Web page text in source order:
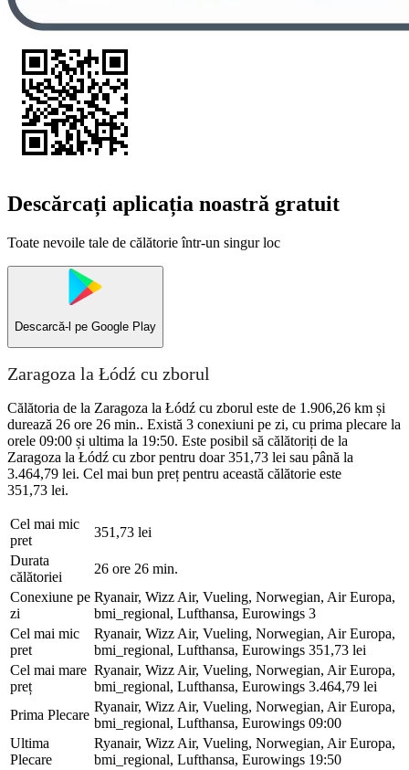
Descărcați aplicația noastră gratuit
Toate nevoile tale de călătorie într-un singur loc
Descarcă-l pe Google Play
Zaragoza la Łódź cu zborul
Călătoria de la Zaragoza la Łódź cu zborul este de 1.906,26 km și
durează 26 ore 26 min.. Există 3 conexiuni pe zi, cu prima plecare la
orele 09:00 și ultima la 19:50. Este posibil să călătoriți de la
Zaragoza la Łódź cu zbor pentru doar 351,73 lei sau până la
3.464,79 lei. Cel mai bun preț pentru această călătorie este
351,73 lei.
Cel mai mic
pret
351,73 lei
Durata
călătoriei
26 ore 26 min.
Conexiune pe
zi
Ryanair, Wizz Air, Vueling, Norwegian, Air Europa,
bmi_regional, Lufthansa, Eurowings 3
Cel mai mic
pret
Ryanair, Wizz Air, Vueling, Norwegian, Air Europa,
bmi_regional, Lufthansa, Eurowings 351,73 lei
Cel mai mare
preț
Ryanair, Wizz Air, Vueling, Norwegian, Air Europa,
bmi_regional, Lufthansa, Eurowings 3.464,79 lei
Prima Plecare
Ryanair, Wizz Air, Vueling, Norwegian, Air Europa,
bmi_regional, Lufthansa, Eurowings 09:00
Ultima
Plecare
Ryanair, Wizz Air, Vueling, Norwegian, Air Europa,
bmi_regional, Lufthansa, Eurowings 19:50